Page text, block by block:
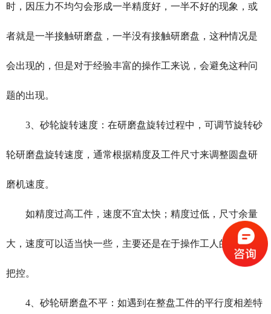
时，因压力不均匀会形成一半精度好，一半不好的现象，或
者就是一半接触研磨盘，一半没有接触研磨盘，这种情况是
会出现的，但是对于经验丰富的操作工来说，会避免这种问
题的出现。
3、砂轮旋转速度：在研磨盘旋转过程中，可调节旋转砂
轮研磨盘旋转速度，通常根据精度及工件尺寸来调整圆盘研
磨机速度。
如精度过高工件，速度不宜太快；精度过低，尺寸余量
大，速度可以适当快一些，主要还是在于操作工人的理解和
把控。
4、砂轮研磨盘不平：如遇到在整盘工件的平行度相差特